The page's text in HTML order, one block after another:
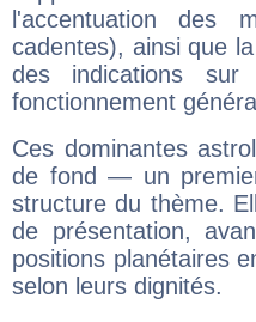
l'accentuation des
cadentes), ainsi que
des indications sur
fonctionnement
Ces dominantes
de fond — un
structure du thème.
de présentation,
positions planétaires
selon leurs dignités.